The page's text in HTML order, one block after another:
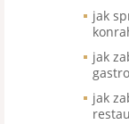
jak
jak
jak